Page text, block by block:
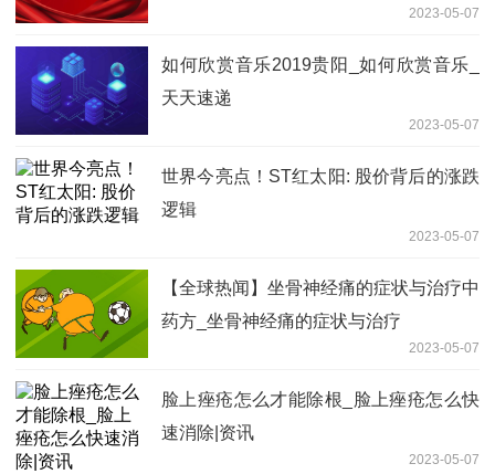
2023-05-07
如何欣赏音乐2019贵阳_如何欣赏音乐_
天天速递
2023-05-07
世界今亮点！ST红太阳: 股价背后的涨跌
逻辑
2023-05-07
【全球热闻】坐骨神经痛的症状与治疗中
药方_坐骨神经痛的症状与治疗
2023-05-07
脸上痤疮怎么才能除根_脸上痤疮怎么快
速消除|资讯
2023-05-07